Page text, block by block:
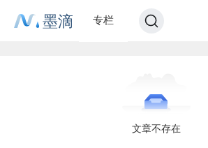
墨滴 专栏
文章不存在